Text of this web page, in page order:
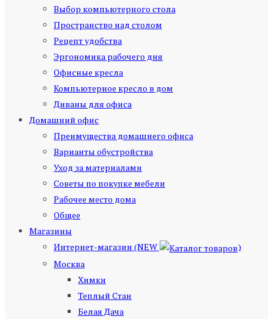
Выбор компьютерного стола
Пространство над столом
Рецепт удобства
Эргономика рабочего дня
Офисные кресла
Компьютерное кресло в дом
Диваны для офиса
Домашний офис
Преимущества домашнего офиса
Варианты обустройства
Уход за материалами
Советы по покупке мебели
Рабочее место дома
Общее
Магазины
Интернет-магазин (NEW
)
Москва
Химки
Теплый Стан
Белая Дача